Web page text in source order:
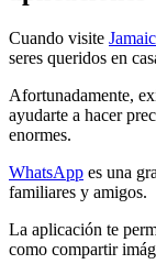
Cuando visite
seres queridos en
Afortunadamente,
ayudarte a hacer
enormes.
WhatsApp es una
familiares y amigos.
La aplicación te
como compartir